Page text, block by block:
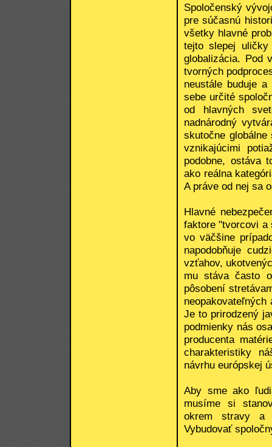
Spoločenský
pre súčasnú
všetky hlavné
tejto slepej
globalizácia. Pod
tvorných
neustále buduje
sebe určité
od hlavných
nadnárodný
skutočne
vznikajúcimi
podobne, ostáva
ako reálna
A práve od nej sa
Hlavné
faktore "tvorcovi a
vo väčšine
napodobňuje
vzťahov,
mu stáva často
pôsobení
neopakovateľných
Je to prirodzený
podmienky nás
producenta
charakteristiky
návrhu európskej
Aby sme ako
musíme si
okrem stravy a
Vybudovať